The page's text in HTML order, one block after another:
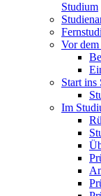
Studium
Vor
Start ins
Im